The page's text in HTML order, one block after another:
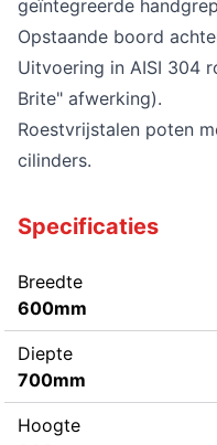
geïntegreerde
Opstaande boord
Uitvoering in AISI 304
Brite" afwerking).
Roestvrijstalen poten
cilinders.
Specificaties
Breedte
600mm
Diepte
700mm
Hoogte